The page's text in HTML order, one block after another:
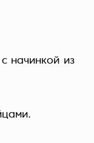
начинкой из